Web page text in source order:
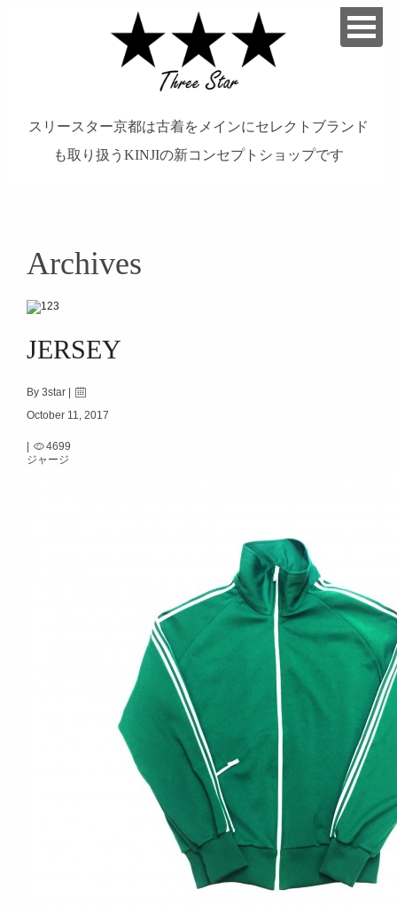
スリースター京都は古着をメインにセレクトブランド
も取り扱うKINJIの新コンセプトショップです
займ на карту онлайн без отказа
Archives
JERSEY
By 3star |
October 11, 2017
4699
ジャージ